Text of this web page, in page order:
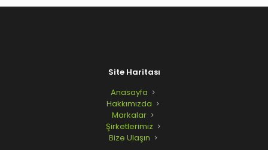
Site Haritası
Anasayfa
Hakkımızda
Markalar
Şirketlerimiz
Bize Ulaşın